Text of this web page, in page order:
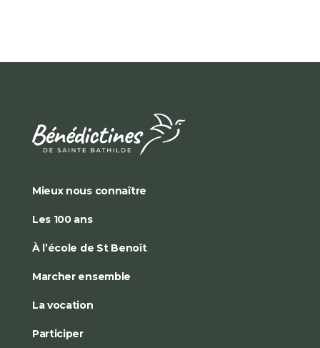
Mieux nous connaître
Les 100 ans
À l’école de St Benoît
Marcher ensemble
La vocation
Participer